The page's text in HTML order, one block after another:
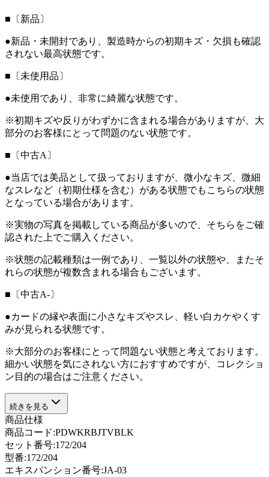
■〔新品〕
●新品・未開封であり、製造時からの初期キズ・欠損も確認
されない最高状態です。
■〔未使用品〕
●未使用であり、非常に綺麗な状態です。
※初期キズや反りがわずかに含まれる場合がありますが、大
部分のお客様にとって問題のない状態です。
■〔中古A〕
●当店では美品として扱っておりますが、微小なキズ、微細
なスレなど（初期仕様を含む）がある状態でもこちらの状態
となっている場合があります。
※実物の写真を掲載している商品が多いので、そちらをご確
認された上でご購入ください。
※状態の記載種類は一例であり、一覧以外の状態や、またそ
れらの状態が複数含まれる場合もございます。
■〔中古A-〕
●カードの縁や表面に小さなキズやスレ、軽い白カケやくす
みが見られる状態です。
※大部分のお客様にとって問題ない状態と考えております。
細かい状態を気にされない方におすすめですが、コレクショ
ン目的の場合はご注意ください。
続きを見る
商品仕様
商品コード:PDWKRBJTVBLK
セット番号:172/204
型番:172/204
エキスパンション番号:JA-03